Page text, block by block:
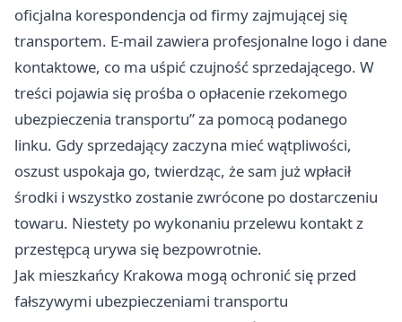
oficjalna korespondencja od firmy zajmującej się
transportem. E-mail zawiera profesjonalne logo i dane
kontaktowe, co ma uśpić czujność sprzedającego. W
treści pojawia się prośba o opłacenie rzekomego
ubezpieczenia transportu” za pomocą podanego
linku. Gdy sprzedający zaczyna mieć wątpliwości,
oszust uspokaja go, twierdząc, że sam już wpłacił
środki i wszystko zostanie zwrócone po dostarczeniu
towaru. Niestety po wykonaniu przelewu kontakt z
przestępcą urywa się bezpowrotnie.
Jak mieszkańcy Krakowa mogą ochronić się przed
fałszywymi ubezpieczeniami transportu